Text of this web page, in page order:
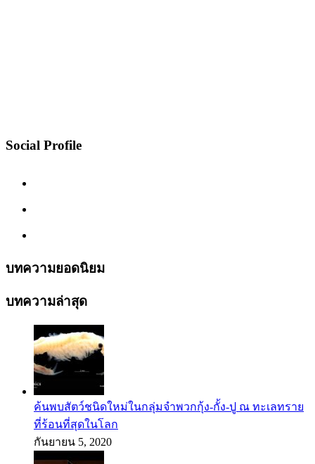
Social Profile
บทความยอดนิยม
บทความล่าสุด
ค้นพบสัตว์ชนิดใหม่ในกลุ่มจำพวกกุ้ง-กั้ง-ปู ณ ทะเลทราย
ที่ร้อนที่สุดในโลก
กันยายน 5, 2020